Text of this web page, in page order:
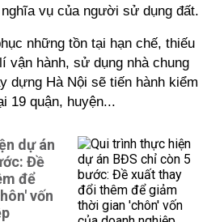
vụ của người sử dụng đất.
những tồn tại hạn chế, thiếu
lí vận hành, sử dụng nhà chung
dựng Hà Nội sẽ tiến hành kiểm
19 quận, huyện...
dự án
Đề
để
vốn